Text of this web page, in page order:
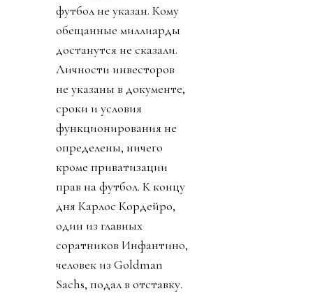
футбол не указан. Кому
обещанные миллиарды
достанутся не сказали.
Личности инвесторов
не указаны в документе,
сроки и условия
функционирования не
определены, ничего
кроме приватизации
прав на футбол. К концу
дня Карлос Кордейро,
один из главных
соратников Инфантино,
человек из Goldman
Sachs, подал в отставку.